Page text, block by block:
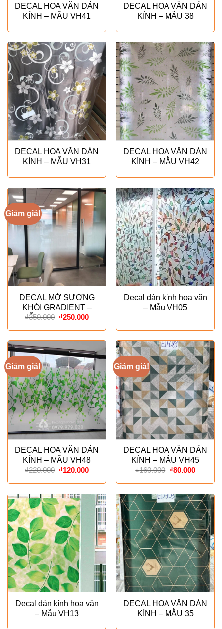
DECAL HOA VĂN DÁN
KÍNH – MẪU VH41
DECAL HOA VĂN DÁN
KÍNH – MẪU 38
DECAL HOA VĂN DÁN
KÍNH – MẪU VH31
DECAL HOA VĂN DÁN
KÍNH – MẪU VH42
Giảm giá!
DECAL MỜ SƯƠNG
KHÓI GRADIENT –
MẪU ESPECIALLY
₫350.000 Giá
là:
₫350.000.
₫250.000Giá
tại
là:
₫250.000.
Decal dán kính hoa văn
– Mẫu VH05
Giảm giá!
DECAL HOA VĂN DÁN
KÍNH – MẪU VH48
₫220.000 Giá
là:
₫220.000.
₫120.000Giá
tại
là:
₫120.000.
Giảm giá!
DECAL HOA VĂN DÁN
KÍNH – MẪU VH45
₫160.000 Giá
là:
₫160.000.
₫80.000Giá
tại
là:
₫80.000.
Decal dán kính hoa văn
– Mẫu VH13
DECAL HOA VĂN DÁN
KÍNH – MẪU 35